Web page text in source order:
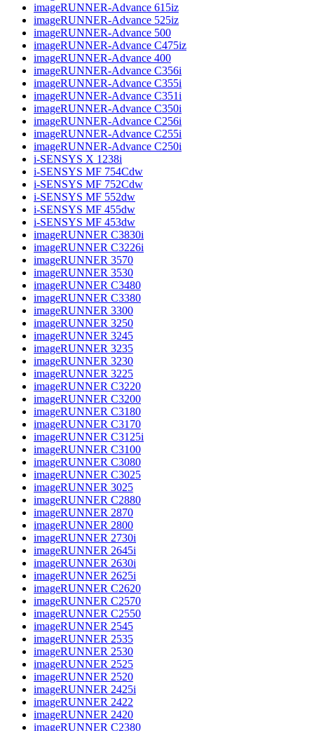
imageRUNNER-Advance 615iz
imageRUNNER-Advance 525iz
imageRUNNER-Advance 500
imageRUNNER-Advance C475iz
imageRUNNER-Advance 400
imageRUNNER-Advance C356i
imageRUNNER-Advance C355i
imageRUNNER-Advance C351i
imageRUNNER-Advance C350i
imageRUNNER-Advance C256i
imageRUNNER-Advance C255i
imageRUNNER-Advance C250i
i-SENSYS X 1238i
i-SENSYS MF 754Cdw
i-SENSYS MF 752Cdw
i-SENSYS MF 552dw
i-SENSYS MF 455dw
i-SENSYS MF 453dw
imageRUNNER C3830i
imageRUNNER C3226i
imageRUNNER 3570
imageRUNNER 3530
imageRUNNER C3480
imageRUNNER C3380
imageRUNNER 3300
imageRUNNER 3250
imageRUNNER 3245
imageRUNNER 3235
imageRUNNER 3230
imageRUNNER 3225
imageRUNNER C3220
imageRUNNER C3200
imageRUNNER C3180
imageRUNNER C3170
imageRUNNER C3125i
imageRUNNER C3100
imageRUNNER C3080
imageRUNNER C3025
imageRUNNER 3025
imageRUNNER C2880
imageRUNNER 2870
imageRUNNER 2800
imageRUNNER 2730i
imageRUNNER 2645i
imageRUNNER 2630i
imageRUNNER 2625i
imageRUNNER C2620
imageRUNNER C2570
imageRUNNER C2550
imageRUNNER 2545
imageRUNNER 2535
imageRUNNER 2530
imageRUNNER 2525
imageRUNNER 2520
imageRUNNER 2425i
imageRUNNER 2422
imageRUNNER 2420
imageRUNNER C2380